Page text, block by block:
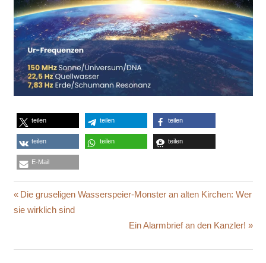
teilen teilen teilen
teilen teilen teilen
E-Mail
GEFÄNGNIS
HELD
Beitragsnavigation
Vorheriger
Beitrag:
Die gruseligen Wasserspeier-Monster an alten Kirchen: Wer
sie wirklich sind
Nächster
Ein Alarmbrief an den Kanzler!